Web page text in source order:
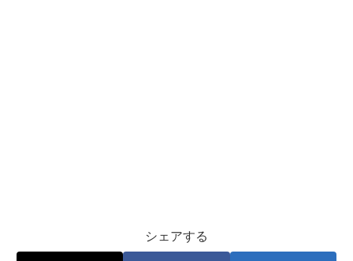
シェアする